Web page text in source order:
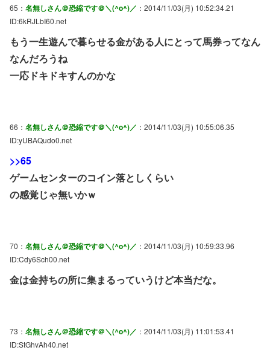
65： 名無しさん＠恐縮です＠＼(^o^)／ ：2014/11/03(月) 10:52:34.21
ID:6kRJLbI60.net
もう一生遊んで暮らせる金がある人にとって馬券ってなん
なんだろうね
一応ドキドキすんのかな
66： 名無しさん＠恐縮です＠＼(^o^)／ ：2014/11/03(月) 10:55:06.35
ID:yUBAQudo0.net
>>65
ゲームセンターのコイン落としくらい
の感覚じゃ無いかｗ
70： 名無しさん＠恐縮です＠＼(^o^)／ ：2014/11/03(月) 10:59:33.96
ID:Cdy6Sch00.net
金は金持ちの所に集まるっていうけど本当だな。
73： 名無しさん＠恐縮です＠＼(^o^)／ ：2014/11/03(月) 11:01:53.41
ID:StGhvAh40.net